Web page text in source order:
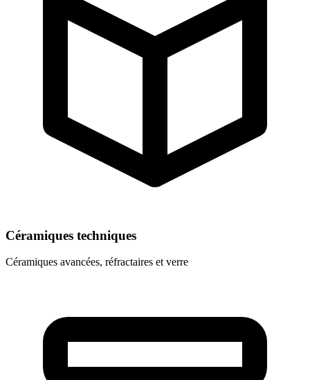
Céramiques techniques
Céramiques avancées, réfractaires et verre